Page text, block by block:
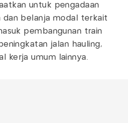
untuk pengadaan
dan belanja modal terkait
pembangunan train
jalan hauling,
kerja umum lainnya.